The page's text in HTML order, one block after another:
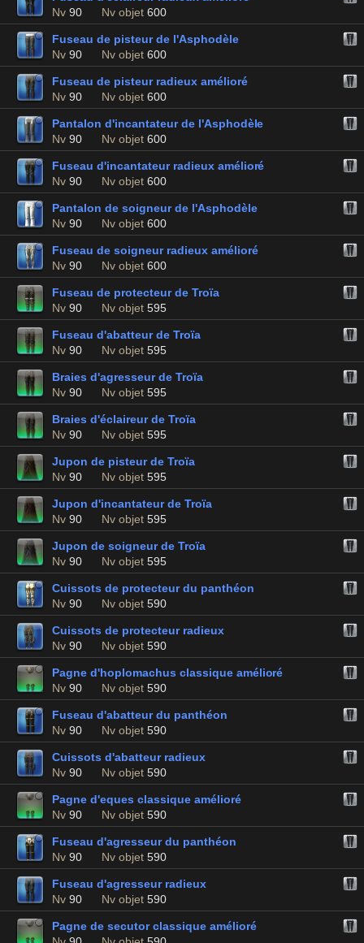
Nv 90 Nv objet 600
Fuseau de pisteur de l'Asphodèle
Nv 90 Nv objet 600
Fuseau de pisteur radieux amélioré
Nv 90 Nv objet 600
Pantalon d'incantateur de l'Asphodèle
Nv 90 Nv objet 600
Fuseau d'incantateur radieux amélioré
Nv 90 Nv objet 600
Pantalon de soigneur de l'Asphodèle
Nv 90 Nv objet 600
Fuseau de soigneur radieux amélioré
Nv 90 Nv objet 600
Fuseau de protecteur de Troïa
Nv 90 Nv objet 595
Fuseau d'abatteur de Troïa
Nv 90 Nv objet 595
Braies d'agresseur de Troïa
Nv 90 Nv objet 595
Braies d'éclaireur de Troïa
Nv 90 Nv objet 595
Jupon de pisteur de Troïa
Nv 90 Nv objet 595
Jupon d'incantateur de Troïa
Nv 90 Nv objet 595
Jupon de soigneur de Troïa
Nv 90 Nv objet 595
Cuissots de protecteur du panthéon
Nv 90 Nv objet 590
Cuissots de protecteur radieux
Nv 90 Nv objet 590
Pagne d'hoplomachus classique amélioré
Nv 90 Nv objet 590
Fuseau d'abatteur du panthéon
Nv 90 Nv objet 590
Cuissots d'abatteur radieux
Nv 90 Nv objet 590
Pagne d'eques classique amélioré
Nv 90 Nv objet 590
Fuseau d'agresseur du panthéon
Nv 90 Nv objet 590
Fuseau d'agresseur radieux
Nv 90 Nv objet 590
Pagne de secutor classique amélioré